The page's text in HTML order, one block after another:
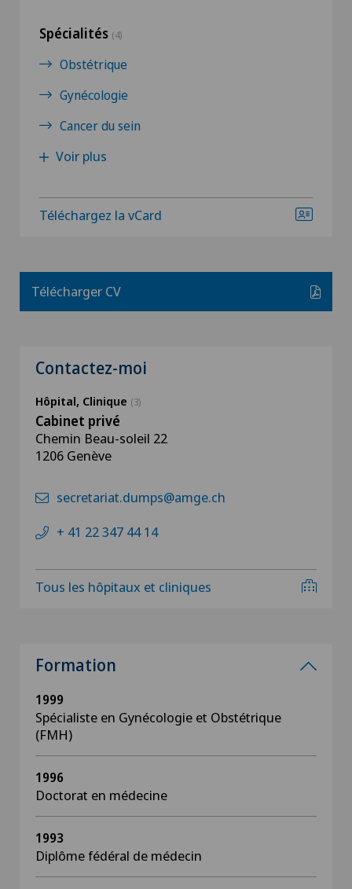
Spécialités (4)
Obstétrique
Gynécologie
Cancer du sein
Voir plus
Téléchargez la vCard
Télécharger CV
Contactez-moi
Hôpital, Clinique (3)
Cabinet privé
Chemin Beau-soleil 22
1206 Genève
secretariat.dumps@amge.ch
+ 41 22 347 44 14
Tous les hôpitaux et cliniques
Formation
1999
Spécialiste en Gynécologie et Obstétrique
(FMH)
1996
Doctorat en médecine
1993
Diplôme fédéral de médecin